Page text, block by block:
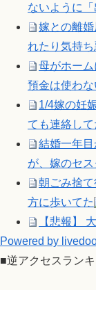
ないように
嫁との離
れたり気持
母がホー
預金は使わ
1/4嫁の妊
ても連絡して
結婚一年
が、嫁のセ
朝ごみ捨
方に歩いてた
【悲報】
Powered by
■逆アクセスラン